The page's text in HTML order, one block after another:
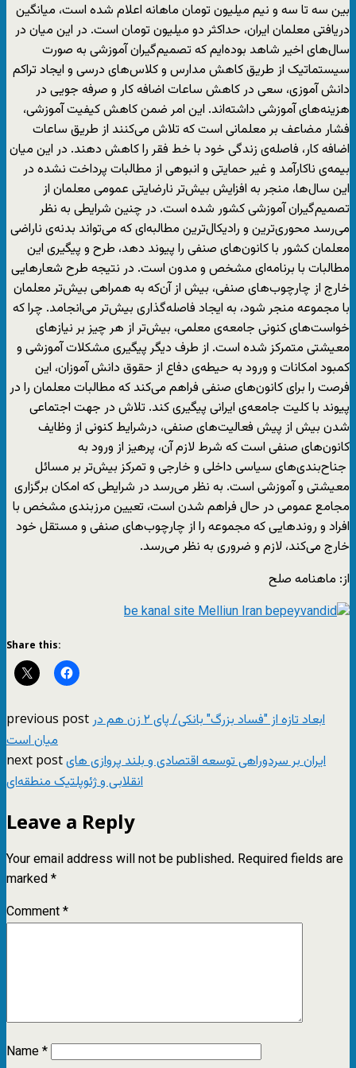
بین سه تا سه و نیم میلیون تومان ماهانه اعلام شده است، میانگین
دریافتی معلمان ایران، حداکثر دو میلیون تومان است. در این میان در
سال‌های اخیر شاهد بوده‌ایم که تصمیم‌گیران آموزشی به صورت
سیستماتیک از طریق کاهش مدارس و کلاس‌های درسی و ایجاد تراکم
دانش آموزی، سعی در کاهش ساعات اضافه کار و صرفه جویی در
هزینه‌های آموزشی داشته‌اند. این امر ضمن کاهش کیفیت آموزشی،
فشار مضاعف بر معلمانی است که تلاش می‌کنند از طریق ساعات
اضافه کار، فاصله‌ی زندگی خود با خط فقر را کاهش دهند. در این میان
بیمه‌ی ناکارآمد و غیر حمایتی و انبوهی از مطالبات پرداخت نشده در
این سال‌ها، منجر به افزایش بیش‌تر نارضایتی عمومی معلمان از
تصمیم‌گیران آموزشی کشور شده است. در چنین شرایطی به نظر
می‌رسد محوری‌ترین و رادیکال‌ترین مطالبه‌ای که می‌تواند بدنه‌ی ناراضی
معلمان کشور با کانون‌های صنفی را پیوند دهد، طرح و پیگیری این
مطالبات با برنامه‌ای مشخص و مدون است. در نتیجه طرح شعارهایی
خارج از چارچوب‌های صنفی، بیش از آن‌که به همراهی بیش‌تر معلمان
با مجموعه منجر شود، به ایجاد فاصله‌گذاری بیش‌تر می‌انجامد. چرا که
خواست‌های کنونی جامعه‌ی معلمی، بیش‌تر از هر چیز بر نیازهای
معیشتی متمرکز شده است. از طرف دیگر پیگیری مشکلات آموزشی و
کمبود امکانات و ورود به حیطه‌ی دفاع از حقوق دانش آموزان، این
فرصت را برای کانون‌های صنفی فراهم می‌کند که مطالبات معلمان را در
پیوند با کلیت جامعه‌ی ایرانی پیگیری کند. تلاش در جهت اجتماعی
شدن بیش از پیش فعالیت‌های صنفی، درشرایط کنونی از وظایف
کانون‌های صنفی است که شرط لازم آن، پرهیز از ورود به
جناح‌بندی‌های سیاسی داخلی و خارجی و تمرکز بیش‌تر بر مسائل
معیشتی و آموزشی است. به نظر می‌رسد در شرایطی که امکان برگزاری
مجامع عمومی در حال فراهم شدن است، تعیین مرزبندی مشخص با
افراد و روندهایی که مجموعه را از چارچوب‌های صنفی و مستقل خود
خارج می‌کند، لازم و ضروری به نظر می‌رسد.
از: ماهنامه صلح
Share this:
previous post ابعاد تازه از "فساد بزرگ" بانکی/ پای ۲ زن هم در
میان است
next postایران بر سردوراهی توسعه اقتصادی و بلند پروازی های
انقلابی و ژئوپلتیک منطقه‌ای
Leave a Reply
Your email address will not be published. Required fields are
marked*
Comment*
Name*